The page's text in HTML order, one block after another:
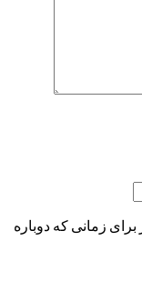
زمانی که دوباره